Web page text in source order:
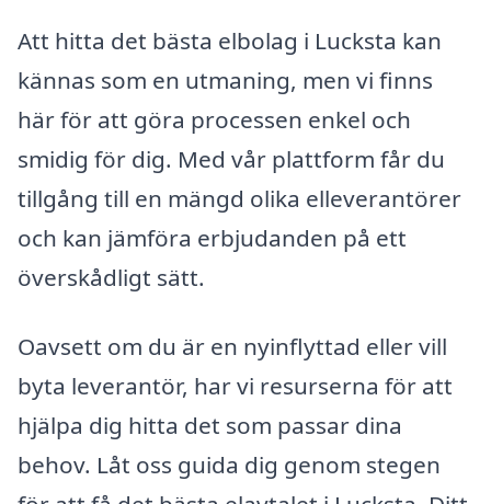
Att hitta det bästa elbolag i Lucksta kan
kännas som en utmaning, men vi finns
här för att göra processen enkel och
smidig för dig. Med vår plattform får du
tillgång till en mängd olika elleverantörer
och kan jämföra erbjudanden på ett
överskådligt sätt.
Oavsett om du är en nyinflyttad eller vill
byta leverantör, har vi resurserna för att
hjälpa dig hitta det som passar dina
behov. Låt oss guida dig genom stegen